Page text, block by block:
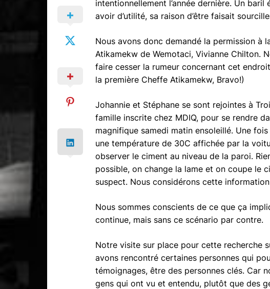
intentionnellement l’année dernière. Un
avoir d’utilité, sa raison d’être faisait
Nous avons donc demandé la permission à
Atikamekw de Wemotaci, Vivianne Chilton.
faire cesser la rumeur concernant cet
la première Cheffe Atikamekw, Bravo!)
Johannie et Stéphane se sont rejointes à
famille inscrite chez MDIQ, pour se rendre
magnifique samedi matin ensoleillé. Une
une température de 30C affichée par la
observer le ciment au niveau de la paroi.
possible, on change la lame et on coupe le
suspect. Nous considérons cette
Nous sommes conscients de ce que ça
continue, mais sans ce scénario par contre.
Notre visite sur place pour cette recherche
avons rencontré certaines personnes qui
témoignages, être des personnes clés. Car
gens qui ont vu et entendu, plutôt que des